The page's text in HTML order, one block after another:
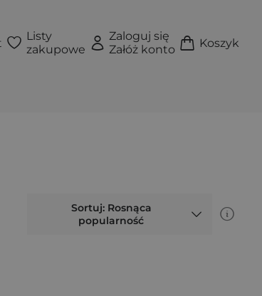
Listy
zakupowe
Zaloguj się
Załóż konto
Koszyk
Sortuj: Rosnąca
popularność